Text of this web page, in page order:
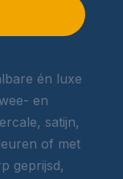
én luxe
en
satijn,
of met
geprijsd,